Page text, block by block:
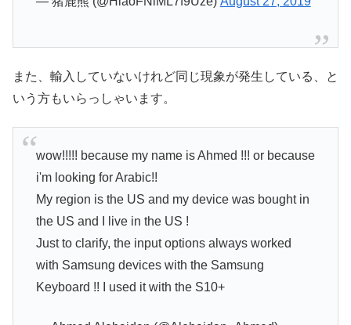
また、輸入していないけれど同じ現象が発生している、と
いう方もいらっしゃいます。
wow!!!!! because my name is Ahmed !!! or because
i'm looking for Arabic!!
My region is the US and my device was bought in
the US and I live in the US !
Just to clarify, the input options always worked
with Samsung devices with the Samsung
Keyboard !! I used it with the S10+